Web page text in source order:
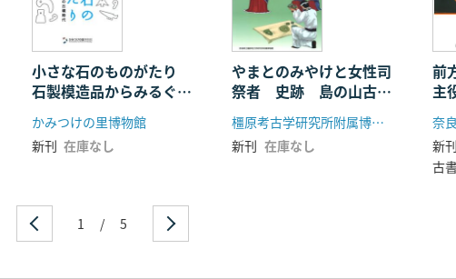
小さな石のものがたり
石製模造品からみるぐん
まの古墳時代
かみつけの里博物館
新刊 在庫なし
やまとのみやけと女性司
祭者 史跡 島の山古墳
発掘20年
橿原考古学研究所附属博物館
新刊 在庫なし
前
主
新刊
古
1 / 5